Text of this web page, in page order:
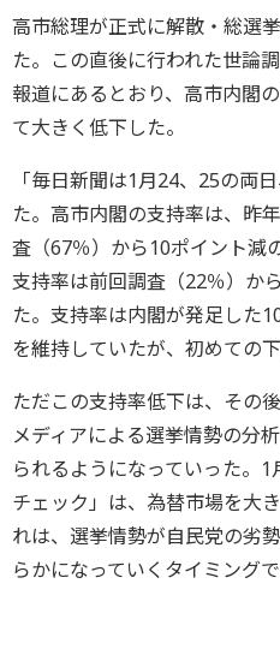
高市総理が正式に解散・総選
た。この直後に行われた世論
報道にあるとおり、高市内閣
て大きく低下した。
「毎日新聞は1月24、25の両
た。高市内閣の支持率は、昨
査（67％）から10ポイント減
支持率は前回調査（22％）か
た。支持率は内閣が発足した
を維持していたが、初めての
ただこの支持率低下は、その
メディアによる選挙情勢の分
られるようになっていった。
チェック」は、為替市場を大
れは、選挙情勢が自民党の劣
らかになっていくタイミングで